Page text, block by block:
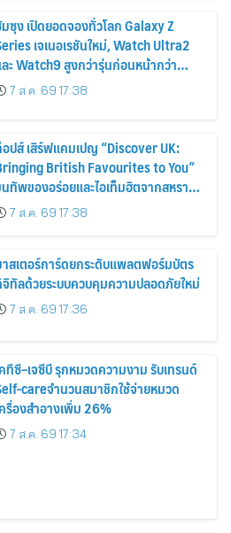
ซุง เปิดยอดจองทั่วโลก Galaxy Z
เจเนอเรชันใหม่, Watch Ultra2
ะ Watch9 สูงกว่ารุ่นก่อนหน้ากว่า
7 ส.ค. 69 17:38
ปส์ เสิร์ฟแคมเปญ “Discover UK:
British Favourites to You”
ทัพของอร่อยและไอเท็มฮิตจากสหราช
ณาจักร ส่งตรงถึงมือตั้งแต่วันนี้ – 18
หาคมนี้
7 ส.ค. 69 17:38
สเตอร์การ์ดยกระดับแพลตฟอร์มบัตร
ทัลด้วยระบบควบคุมความปลอดภัยใหม่
7 ส.ค. 69 17:36
ทีซี–เจซีบี รุกหมวดความงาม รับเทรนด์
careจำนวนสมาชิกใช้จ่ายหมวด
รื่องสำอางเพิ่ม 26%
7 ส.ค. 69 17:34